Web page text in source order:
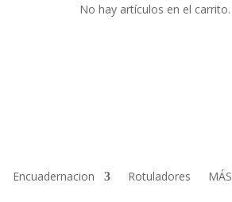
No hay artículos en el carrito.
Encuadernacion Rotuladores MÁS